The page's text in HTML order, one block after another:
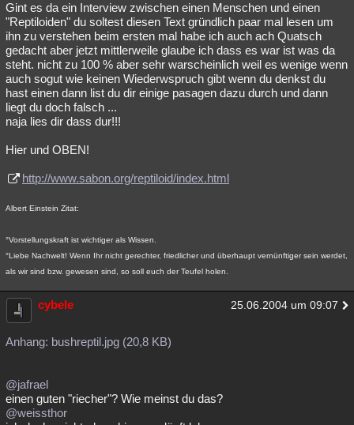
Gint es da ein Interview zwischen einen Menschen und einen
"Reptiloiden" du soltest diesen Text gründlich paar mal lesen um
ihn zu verstehen beim ersten mal habe ich auch ach Quatsch
gedacht aber jetzt mittlerweile glaube ich dass es war ist was da
steht. nicht zu 100 % aber sehr warscheinlich weil es wenige wenn
auch sogut wie keinen Wiederwspruch gibt wenn du denkst du
hast einen dann list du dir einige pasagen dazu durch und dann
liegt du doch falsch ...
naja lies dir dass dur!!!
Hier und OBEN!
http://www.sabon.org/reptiloid/index.html
Albert Einstein Zitat:
°Vorstellungskraft ist wichtiger als Wissen.
°Liebe Nachwelt! Wenn Ihr nicht gerechter, friedlicher und überhaupt vernünftiger sein werdet,
als wir sind bzw. gewesen sind, so soll euch der Teufel holen.
cybele 25.06.2004 um 09:07
Anhang: bushreptil.jpg (20,8 KB)
@jafrael
einen guten "riecher"? Wie meinst du das?
@weissthor